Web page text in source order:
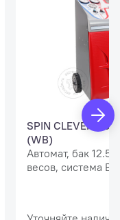
SPIN CLEVER
(WB)
Автомат, бак 12.5,
весов, система